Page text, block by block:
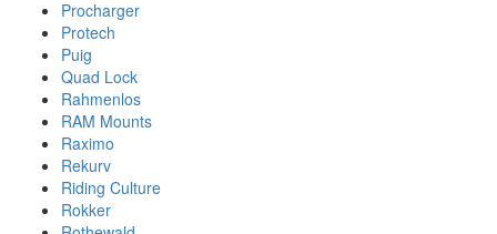
Procharger
Protech
Puig
Quad Lock
Rahmenlos
RAM Mounts
Raximo
Rekurv
Riding Culture
Rokker